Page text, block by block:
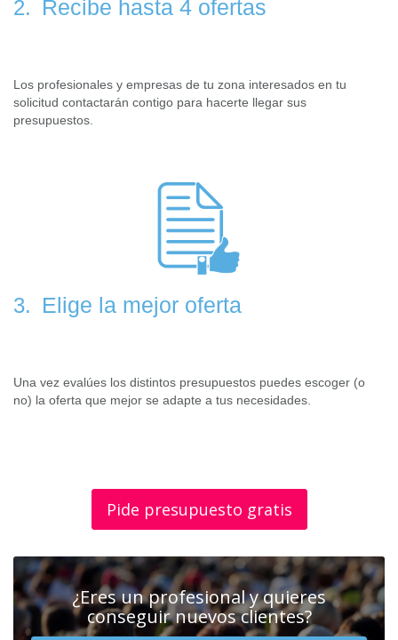
2. Recibe hasta 4 ofertas
Los profesionales y empresas de tu zona interesados en tu
solicitud contactarán contigo para hacerte llegar sus
presupuestos.
3. Elige la mejor oferta
Una vez evalúes los distintos presupuestos puedes escoger (o
no) la oferta que mejor se adapte a tus necesidades.
Pide presupuesto gratis
¿Eres un profesional y quieres
conseguir nuevos clientes?